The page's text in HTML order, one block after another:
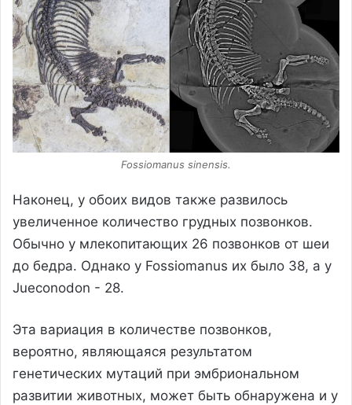
Fossiomanus sinensis.
Наконец, у обоих видов также развилось
увеличенное количество грудных позвонков.
Обычно у млекопитающих 26 позвонков от шеи
до бедра. Однако у Fossiomanus их было 38, а у
Jueconodon - 28.
Эта вариация в количестве позвонков,
вероятно, являющаяся результатом
генетических мутаций при эмбриональном
развитии животных, может быть обнаружена и у